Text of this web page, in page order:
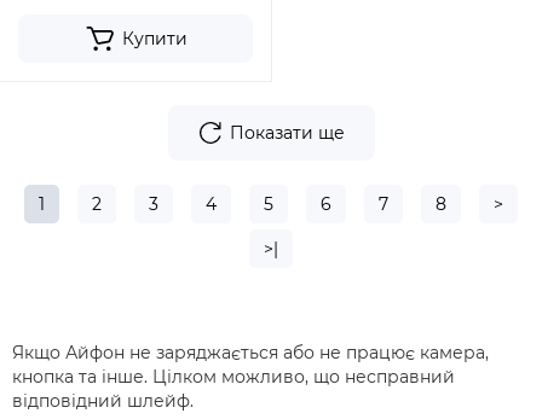
Купити
Показати ще
1 2 3 4 5 6 7 8 >
>|
Якщо Айфон не заряджається або не працює камера,
кнопка та інше. Цілком можливо, що несправний
відповідний шлейф.